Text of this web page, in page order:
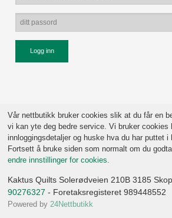
Vår nettbutikk bruker cookies slik at du får en
vi kan yte deg bedre service. Vi bruker cookies
innloggingsdetaljer og huske hva du har puttet i
Fortsett å bruke siden som normalt om du
endre innstillinger for cookies.
Kaktus Quilts Solerødveien 210B 3185
90276327 - Foretaksregisteret 989448552
Powered by 24Nettbutikk